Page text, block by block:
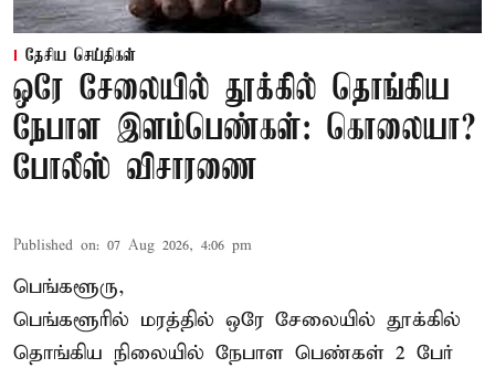
தேசிய செய்திகள்
ஒரே சேலையில் தூக்கில் தொங்கிய
நேபாள இளம்பெண்கள்: கொலையா?
போலீஸ் விசாரணை
Published on: 07 Aug 2026, 4:06 pm
பெங்களூரு,
பெங்களூரில் மரத்தில் ஒரே சேலையில் தூக்கில்
தொங்கிய நிலையில் நேபாள பெண்கள் 2 பேர்